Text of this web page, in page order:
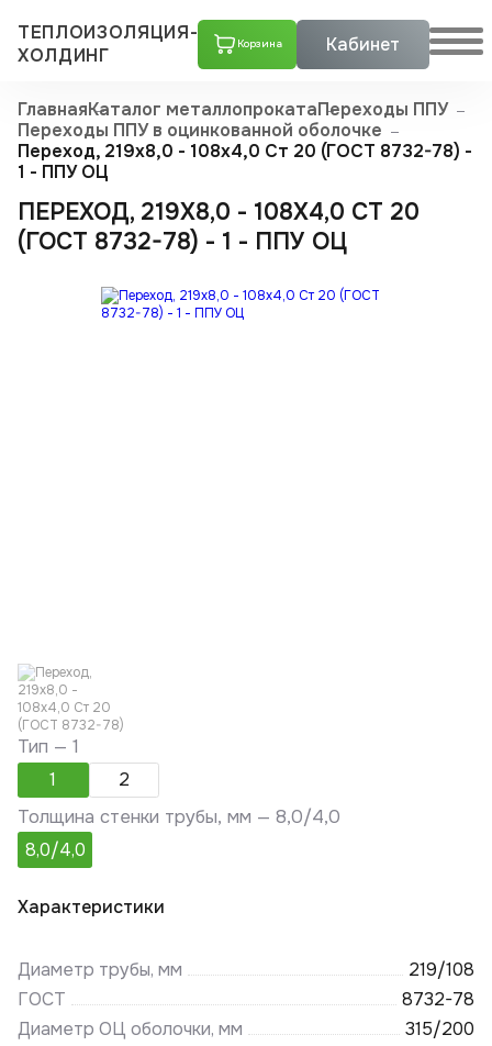
ТЕПЛОИЗОЛЯЦИЯ-
ХОЛДИНГ
Корзина Кабинет
ГлавнаяКаталог металлопрокатаПереходы ППУ
Переходы ППУ в оцинкованной оболочке
Переход, 219х8,0 - 108x4,0 Ст 20 (ГОСТ 8732-78) -
1 - ППУ ОЦ
ПЕРЕХОД, 219Х8,0 - 108X4,0 СТ 20
(ГОСТ 8732-78) - 1 - ППУ ОЦ
Тип —1
1
2
Толщина стенки трубы, мм —8,0/4,0
8,0/4,0
Характеристики
Диаметр трубы, мм
219/108
ГОСТ
8732-78
Диаметр ОЦ оболочки, мм
315/200